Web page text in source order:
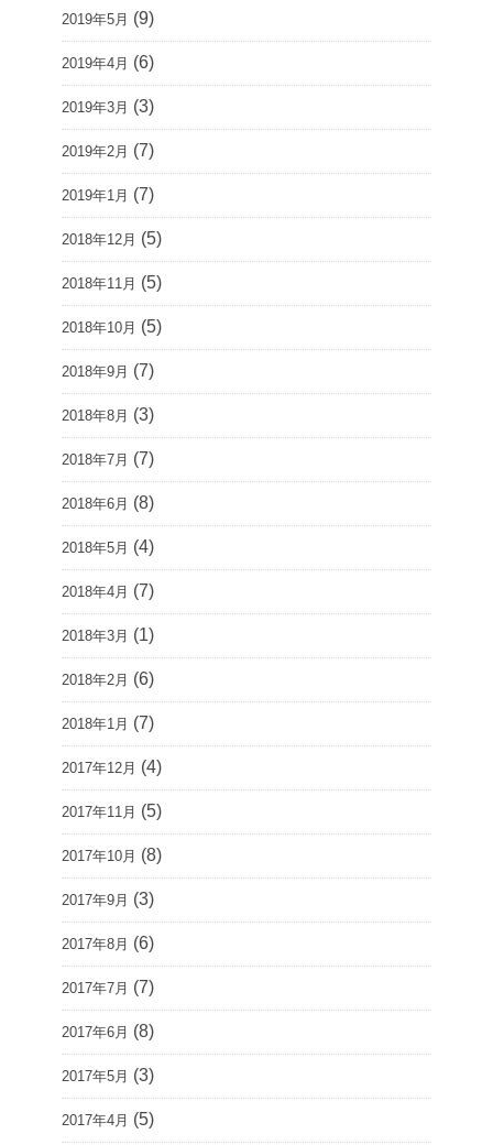
2019年5月 (9)
2019年4月 (6)
2019年3月 (3)
2019年2月 (7)
2019年1月 (7)
2018年12月 (5)
2018年11月 (5)
2018年10月 (5)
2018年9月 (7)
2018年8月 (3)
2018年7月 (7)
2018年6月 (8)
2018年5月 (4)
2018年4月 (7)
2018年3月 (1)
2018年2月 (6)
2018年1月 (7)
2017年12月 (4)
2017年11月 (5)
2017年10月 (8)
2017年9月 (3)
2017年8月 (6)
2017年7月 (7)
2017年6月 (8)
2017年5月 (3)
2017年4月 (5)